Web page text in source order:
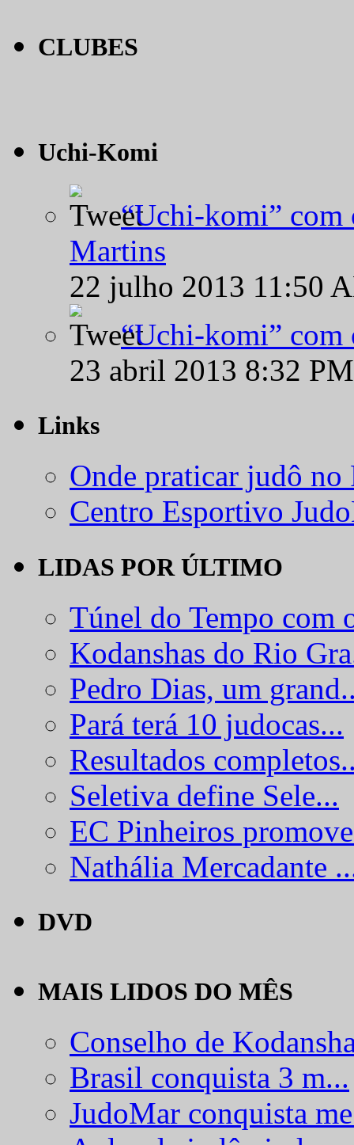
CLUBES
Uchi-Komi
“Uchi-komi” com
Martins
22 julho 2013 11:50
“Uchi-komi” com
23 abril 2013 8:32
Links
Onde praticar judô
Centro Esportivo
LIDAS POR ÚLTIMO
Túnel do Tempo com
Kodanshas do Rio
Pedro Dias, um
Pará terá 10 judocas...
Resultados
Seletiva define Sele...
EC Pinheiros
Nathália Mercadante
DVD
MAIS LIDOS DO MÊS
Conselho de
Brasil conquista 3 m...
JudoMar conquista